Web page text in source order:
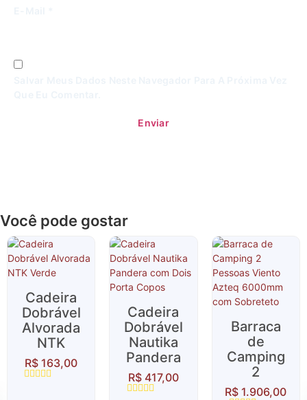
Você pode gostar
Cadeira
Dobrável
Alvorada
NTK
R$ 163,00
Cadeira
Dobrável
Nautika
Pandera
R$417,00
Barraca
de
Camping
2
R$ 1.906,00